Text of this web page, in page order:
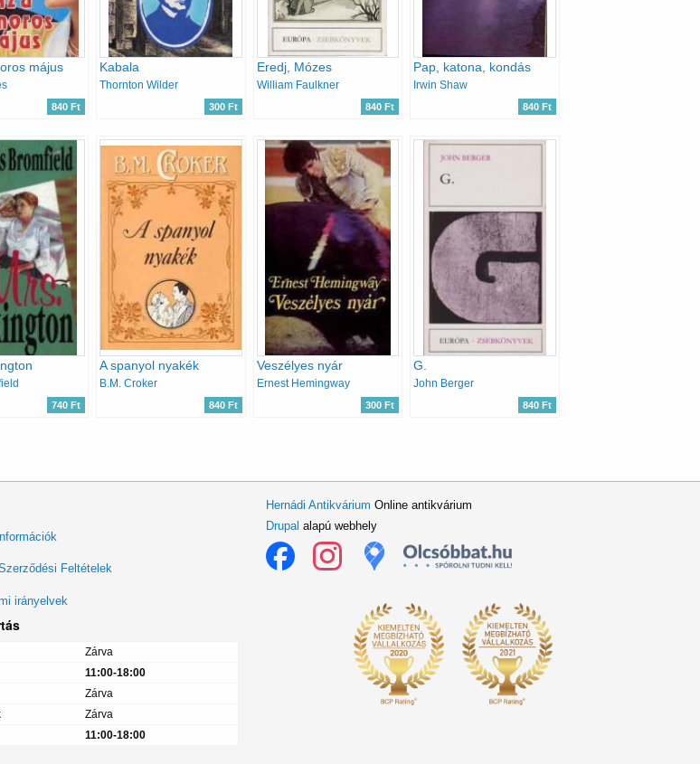
május
840 Ft
Kabala
Thornton Wilder
300 Ft
Eredj, Mózes
William Faulkner
840 Ft
Pap, katona, kondás
Irwin Shaw
840 Ft
740 Ft
A spanyol nyakék
B.M. Croker
840 Ft
Veszélyes nyár
Ernest Hemingway
300 Ft
G.
John Berger
840 Ft
Feltételek
irányelvek
Zárva
11:00-18:00
Zárva
Zárva
11:00-18:00
Hernádi Antikvárium Online antikvárium
Drupal alapú webhely